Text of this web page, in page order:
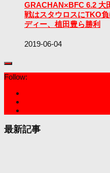
GRACHAN×BFC 6.2 大
戦はスタウロスにTKO
ディー、植田豊ら勝利
2019-06-04
Follow:
最新記事